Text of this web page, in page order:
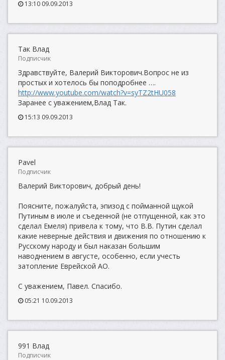
13:10 09.09.2013
Так Влад
Подписчик
Здравствуйте, Валерий Викторович.Вопрос не из
простых и хотелось бы поподробнее ….
http://www.youtube.com/watch?v=syTZ2tHU058
Заранее с уважением,Влад Так.
15:13 09.09.2013
Pavel
Подписчик
Валерий Викторович, добрый день!
Поясните, пожалуйста, эпизод с пойманной щукой
Путиным в июле и съеденной (не отпущенной, как это
сделал Емеля) привела к тому, что В.В. Путин сделал
какие неверные действия и движения по отношению к
Русскому народу и был наказан большим
наводнением в августе, особенно, если учесть
затопление Еврейской АО.
С уважением, Павел. Спасибо.
05:21 10.09.2013
991 Влад
Подписчик